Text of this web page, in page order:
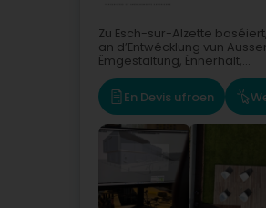
Zu Esch-sur-Alzette
an d’Entwécklung vun
Ëmgestaltung, Ënnerhalt,...
En Devis ufroen